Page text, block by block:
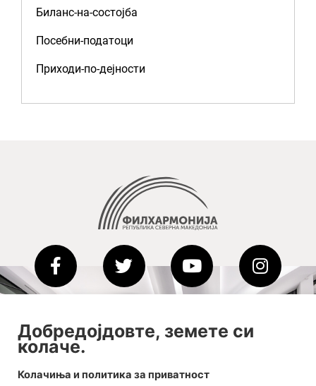
Биланс-на-состојба
Посебни-податоци
Приходи-по-дејности
2020-09-01_argument!
Filharmonija
Добредојдовте, земете си
колаче.
Колачиња и политика за приватност